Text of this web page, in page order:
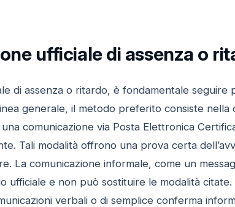
ufficiale di assenza o
di assenza o ritardo, è fondamentale seguire
generale, il metodo preferito consiste nella
comunicazione via Posta Elettronica
Tali modalità offrono una prova certa
La comunicazione informale, come un
e non può sostituire le modalità citate.
verbali o di semplice conferma